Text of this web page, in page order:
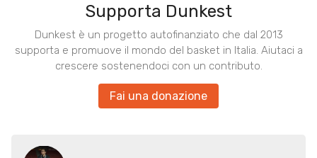
Supporta Dunkest
Dunkest è un progetto autofinanziato che dal 2013
supporta e promuove il mondo del basket in Italia. Aiutaci a
crescere sostenendoci con un contributo.
Fai una donazione